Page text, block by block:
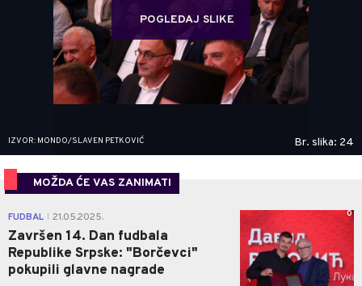
POGLEDAJ SLIKE
IZVOR: MONDO/SLAVEN PETKOVIĆ Br. slika: 24
MOŽDA ĆE VAS ZANIMATI
FUDBAL 21.05.2025.
Završen 14. Dan fudbala
Republike Srpske: "Borčevci"
pokupili glavne nagrade
0